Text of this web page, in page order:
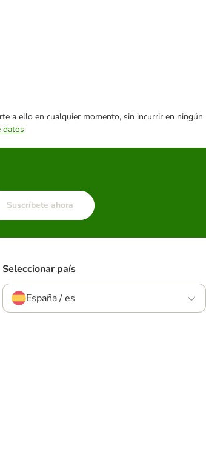
a ello en cualquier momento, sin incurrir en ningún
datos
Suscríbete ahora
Seleccionar país
España / es